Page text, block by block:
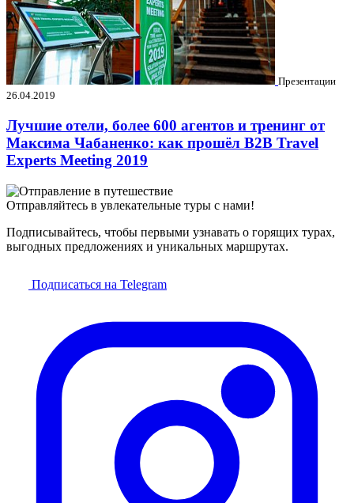
Презентации
26.04.2019
Лучшие отели, более 600 агентов и тренинг от
Максима Чабаненко: как прошёл B2B Travel
Experts Meeting 2019
Отправляйтесь в увлекательные туры с нами!
Подписывайтесь, чтобы первыми узнавать о горящих турах,
выгодных предложениях и уникальных маршрутах.
Подписаться на Telegram